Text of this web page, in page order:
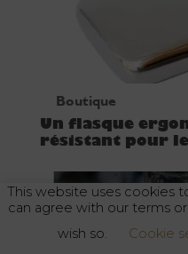
Boutique
Un flasque
résistant pour
L'abus d'alcool est
This website uses cookies
can agree with our terms
wish so.
Cookie